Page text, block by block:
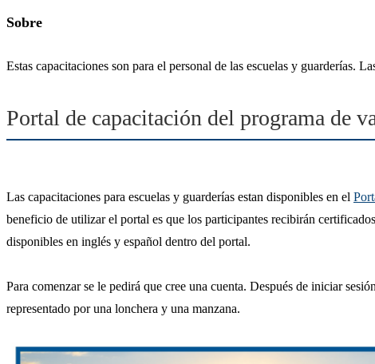
Sobre
Estas capacitaciones son para el personal de las escuelas y guarderías.
Portal de capacitación del programa de
Las capacitaciones para escuelas y guarderías estan disponibles en el
beneficio de utilizar el portal es que los participantes recibirán
disponibles en inglés y español dentro del portal.
Para comenzar se le pedirá que cree una cuenta. Después de iniciar
representado por una lonchera y una manzana.